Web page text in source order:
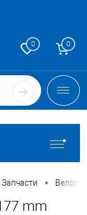
0 0
Запчасти •
mm